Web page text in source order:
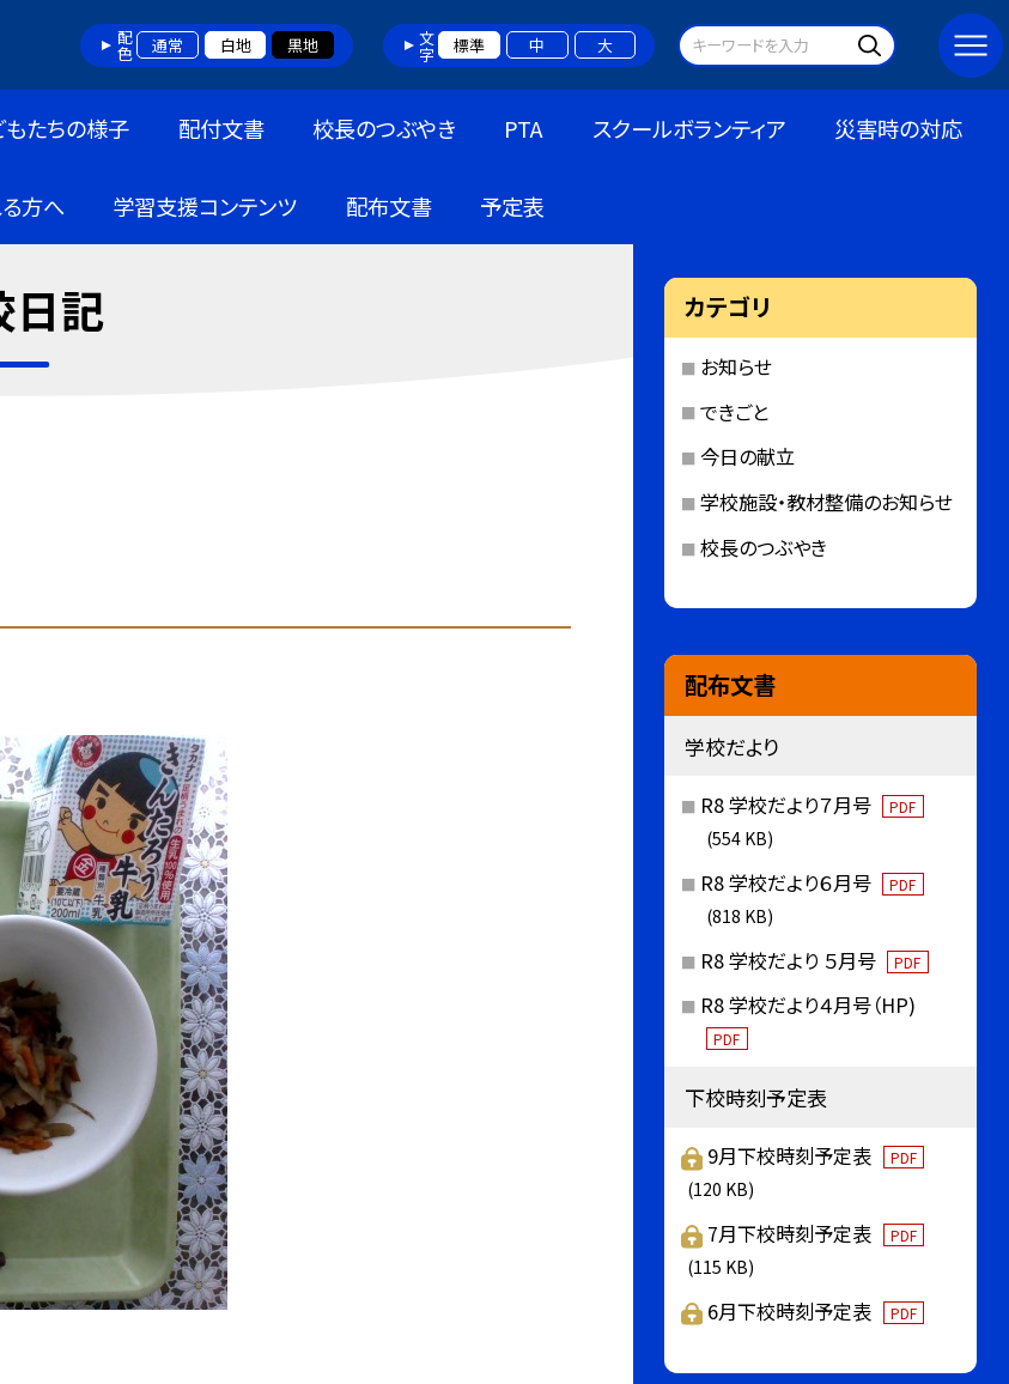
配色 通常 白地 黒地 文字 標準 中 大
もたちの様子 配付文書 校長のつぶやき PTA スクールボランティア 災害時の対応
方へ 学習支援コンテンツ 配布文書 予定表
日記 カテゴリ
お知らせ
できごと
今日の献立
学校施設・教材整備のお知らせ
校長のつぶやき
配布文書
学校だより
R8 学校だより７月号 PDF
(554 KB)
R8 学校だより６月号 PDF
(818 KB)
R8 学校だより ５月号 PDF
R8 学校だより４月号（HP)
PDF
下校時刻予定表
9月下校時刻予定表 PDF
(120 KB)
7月下校時刻予定表 PDF
(115 KB)
6月下校時刻予定表 PDF